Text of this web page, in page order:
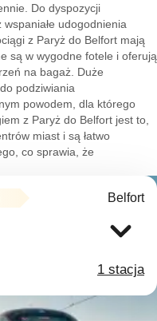
Do dyspozycji
udogodnienia
z Paryż do Belfort mają
są w wygodne fotele i oferują
na bagaż. Duże
podziwiania
powodem, dla którego
z Paryż do Belfort jest to,
miast i są łatwo
co sprawia, że
Belfort
1 stacja